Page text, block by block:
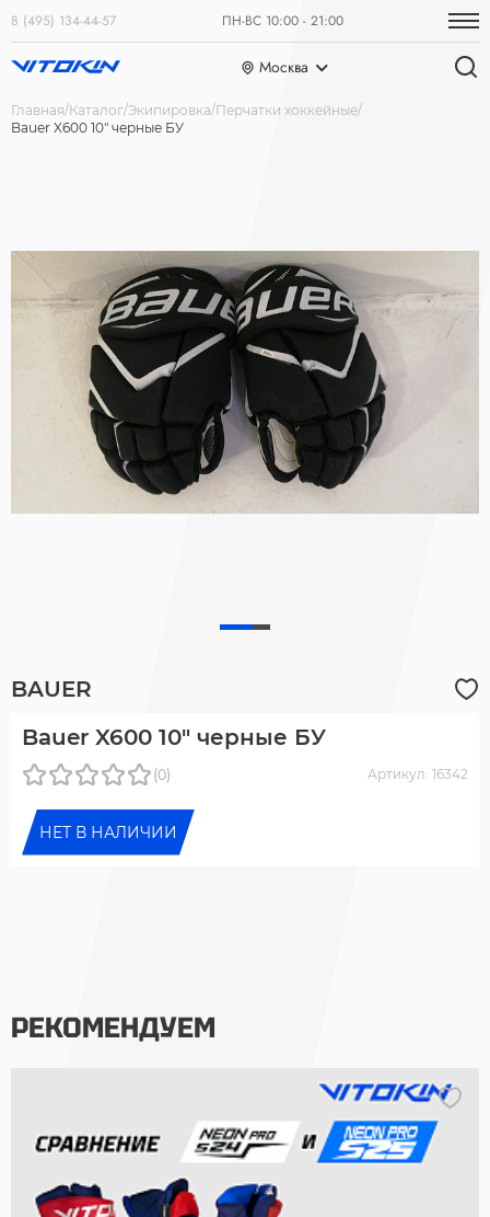
8 (495) 134-44-57 ПН-ВС 10:00 - 21:00
Москва
Главная Каталог Экипировка Перчатки хоккейные
Bauer X600 10" черные БУ
BAUER
Bauer X600 10" черные БУ
(0) Артикул: 16342
НЕТ В НАЛИЧИИ
РЕКОМЕНДУЕМ